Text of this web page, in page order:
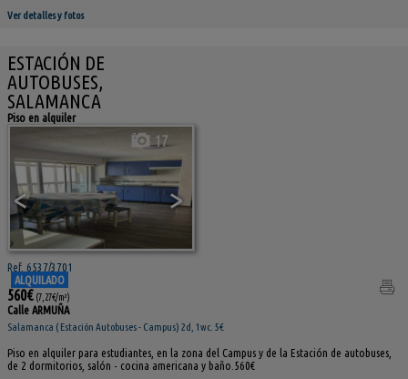
Ver detalles y fotos
ESTACIÓN DE
AUTOBUSES,
SALAMANCA
Piso en alquiler
< >
17
Ref. 6537/3701
ALQUILADO
560€ (7,27€/m²)
Calle ARMUÑA
Salamanca ( Estación Autobuses - Campus) 2d, 1wc. 5€
Piso en alquiler para estudiantes, en la zona del Campus y de la Estación de autobuses,
de 2 dormitorios, salón - cocina americana y baño.560€